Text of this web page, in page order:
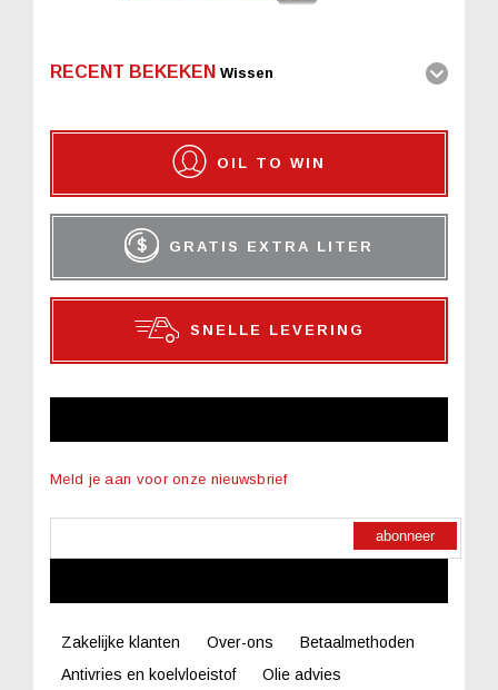
RECENT BEKEKEN Wissen
OIL TO WIN
GRATIS EXTRA LITER
SNELLE LEVERING
Meld je aan voor onze nieuwsbrief
abonneer
Zakelijke klanten Over-ons
Betaalmethoden
Antivries en koelvloeistof
Olie advies